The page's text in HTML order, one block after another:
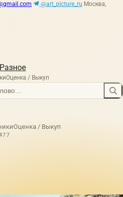
@art_picture_ru Москва,
Разное
Оценка / Выкуп
Оценка / Выкуп